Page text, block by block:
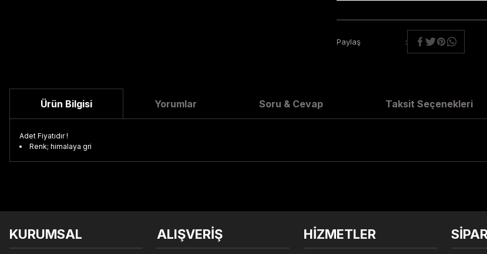
Paylaş
Ürün Bilgisi Yorumlar Soru & Cevap Taksit Seçenekleri
Adet Fiyatıdır !
Renk; himalaya gri
Yorum Yaz
Ürün açıklamasında eksik bilgiler bulunuyor.
Deneyimini Paylaş
KURUMSAL ALIŞVERİŞ HİZMETLER